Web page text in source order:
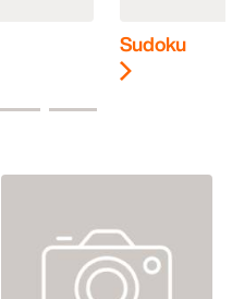
Sudoku